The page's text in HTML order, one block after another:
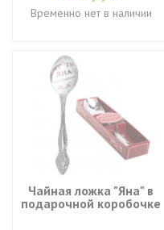
Временно нет в наличии
Чайная ложка "Яна" в
подарочной коробочке